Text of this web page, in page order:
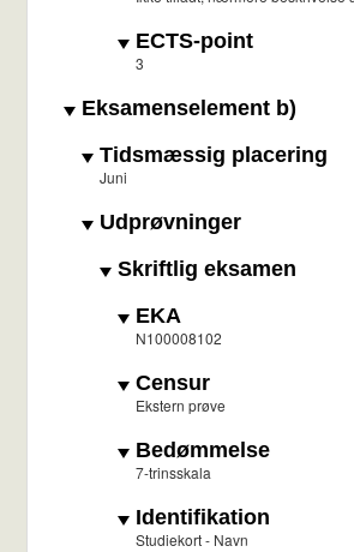
ECTS-point
3
Eksamenselement b)
Tidsmæssig placering
Juni
Udprøvninger
Skriftlig eksamen
EKA
N100008102
Censur
Ekstern prøve
Bedømmelse
7-trinsskala
Identifikation
Studiekort - Navn